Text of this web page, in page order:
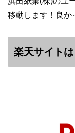
移動します！良か
楽天サイト